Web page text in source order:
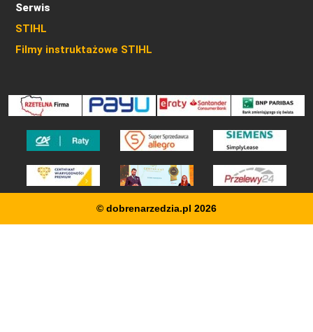
Serwis
STIHL
Filmy instruktażowe STIHL
© dobrenarzedzia.pl 2026